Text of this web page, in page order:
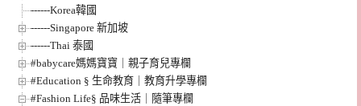
------Korea韓國
------Singapore 新加坡
------Thai 泰國
#babycare媽媽寶寶｜親子育兒專欄
#Education § 生命教育｜教育升學專欄
#Fashion Life§ 品味生活｜隨筆專欄